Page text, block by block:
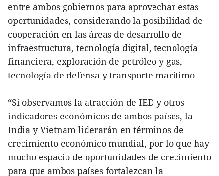
entre ambos gobiernos para aprovechar estas
oportunidades, considerando la posibilidad de
cooperación en las áreas de desarrollo de
infraestructura, tecnología digital, tecnología
financiera, exploración de petróleo y gas,
tecnología de defensa y transporte marítimo.
“Si observamos la atracción de IED y otros
indicadores económicos de ambos países, la
India y Vietnam liderarán en términos de
crecimiento económico mundial, por lo que hay
mucho espacio de oportunidades de crecimiento
para que ambos países fortalezcan la